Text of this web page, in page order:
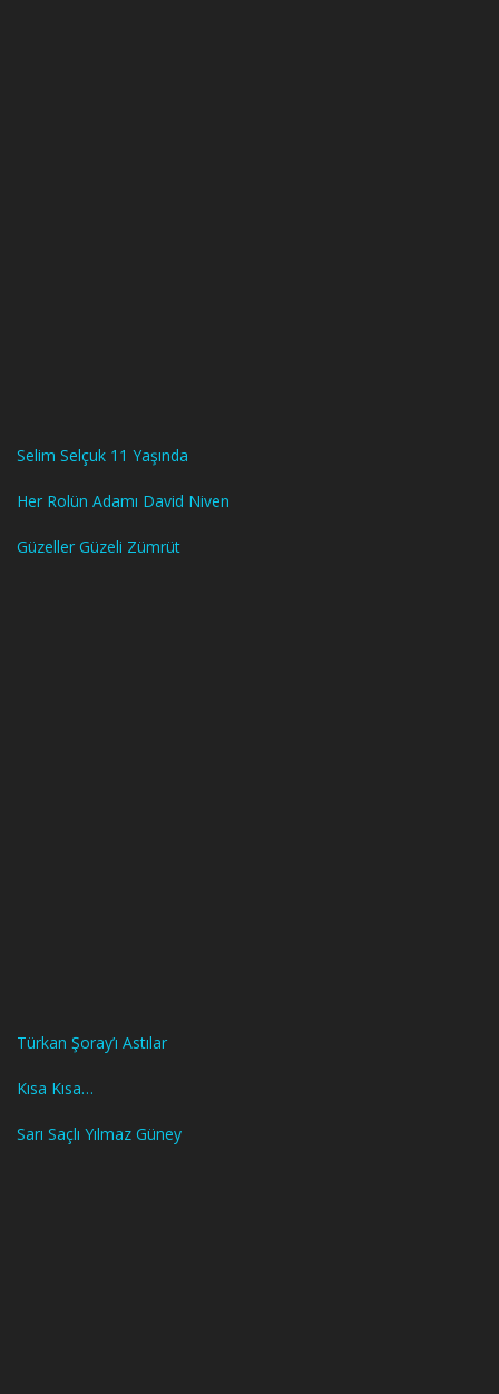
Selim Selçuk 11 Yaşında
Her Rolün Adamı David Niven
Güzeller Güzeli Zümrüt
Türkan Şoray’ı Astılar
Kısa Kısa…
Sarı Saçlı Yılmaz Güney